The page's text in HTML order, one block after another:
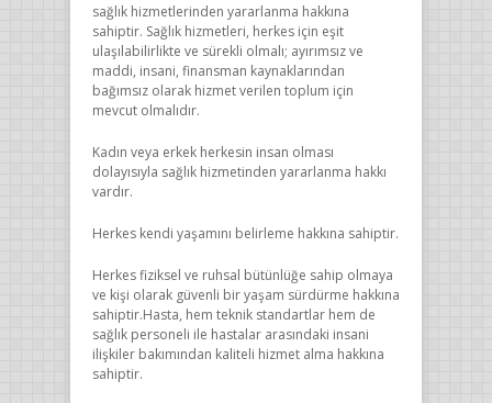
sağlık hizmetlerinden yararlanma hakkına
sahiptir. Sağlık hizmetleri, herkes için eşit
ulaşılabilirlikte ve sürekli olmalı; ayırımsız ve
maddi, insani, finansman kaynaklarından
bağımsız olarak hizmet verilen toplum için
mevcut olmalıdır.
Kadın veya erkek herkesin insan olması
dolayısıyla sağlık hizmetinden yararlanma hakkı
vardır.
Herkes kendi yaşamını belirleme hakkına sahiptir.
Herkes fiziksel ve ruhsal bütünlüğe sahip olmaya
ve kişi olarak güvenli bir yaşam sürdürme hakkına
sahiptir.Hasta, hem teknik standartlar hem de
sağlık personeli ile hastalar arasındaki insani
ilişkiler bakımından kaliteli hizmet alma hakkına
sahiptir.